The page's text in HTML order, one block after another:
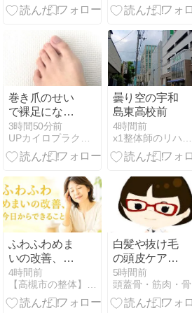
火」で知る痛
県34歳女性
巻き爪のせい
で裸足になっ
たときにスト
レスを感じて
いる方へ
3時間50分前
UPカイロプラクティック学芸大学整体院
曇り空の宇和
島東高校前
4時間前
x1整体師のリハビリ日記
ふわふわめま
いの改善、今
日からできる
こと
4時間前
【高槻市の整体】医師も推薦する「整体院きなり・高槻院」
白髪や抜け毛
の頭皮ケアに
『モンテ薬用
ヘッドエッセ
ンス』
5時間前